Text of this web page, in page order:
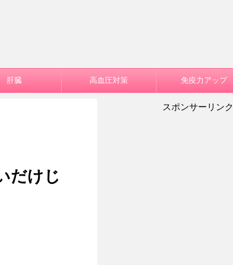
肝臓 高血圧対策 免疫力アップ
だけじ
スポンサーリンク